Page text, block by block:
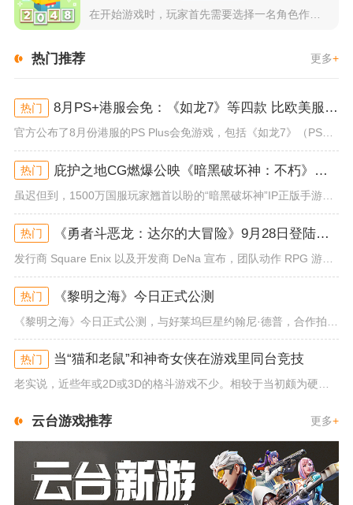
热门推荐 更多+
热门 8月PS+港服会免：《如龙7》等四款 比欧美服多一款
官方公布了8月份港服的PS Plus会免游戏，包括《如龙7》（PS4/PS5）、《小小梦魇》（PS4）、《托尼霍克职业滑...
热门 庇护之地CG燃爆公映《暗黑破坏神：不朽》今日全平台上线
虽迟但到，1500万国服玩家翘首以盼的“暗黑破坏神”IP正版手游《暗黑破坏神：不朽》已于今日全平台上线！动作RPG王者再...
热门 《勇者斗恶龙：达尔的大冒险》9月28日登陆苹果谷歌应用商店
发行商 Square Enix 以及开发商 DeNa 宣布，团队动作 RPG 游戏《勇者斗恶龙：达尔的大冒险 魂之绊》将...
热门 《黎明之海》今日正式公测
热门 当“猫和老鼠”和神奇女侠在游戏里同台竞技
老实说，近些年或2D或3D的格斗游戏不少。相较于当初颇为硬核的难度。如今这类游戏大都以较低的游玩门槛，独特的技能机制吸引...
云台游戏推荐 更多+